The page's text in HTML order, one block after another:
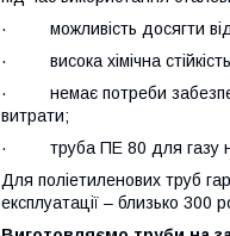
· можливість досягти
· висока хімічна
· немає потреби
витрати;
· труба ПЕ 80 для газу не
Для поліетиленових труб
експлуатації – близько 300